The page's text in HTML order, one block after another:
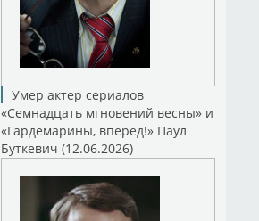
Умер актер сериалов
«Семнадцать мгновений весны» и
«Гардемарины, вперед!» Паул
Буткевич (12.06.2026)